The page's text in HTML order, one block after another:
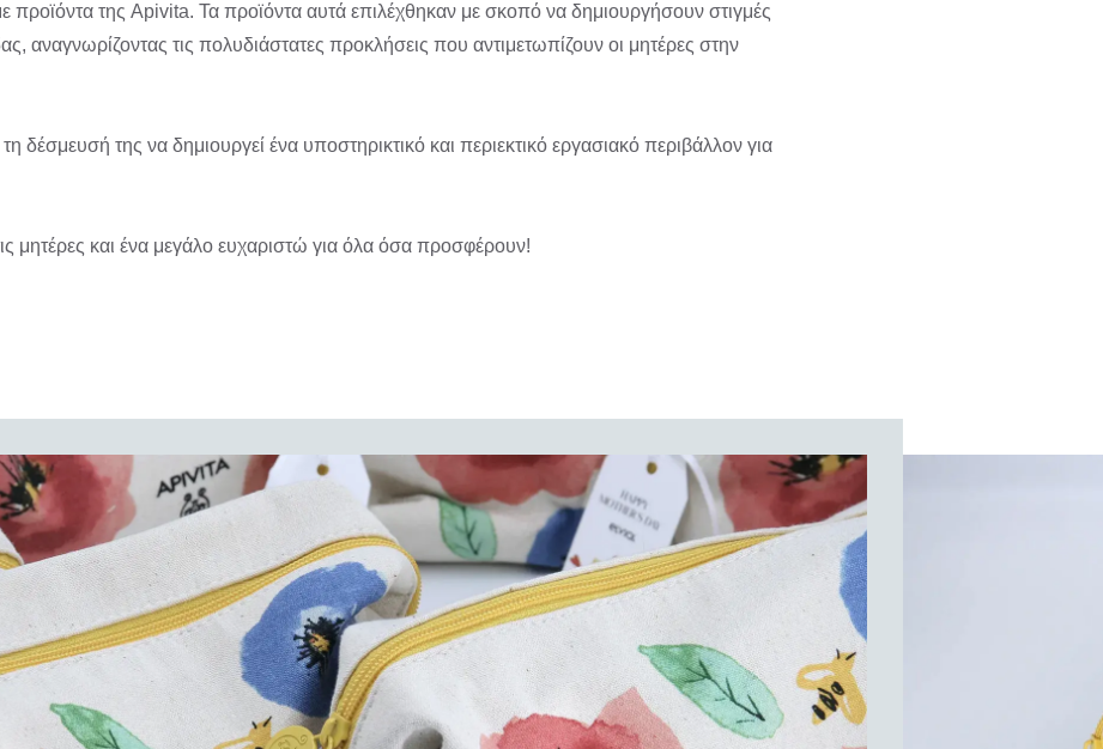
προϊόντα της Apivita. Τα προϊόντα αυτά επιλέχθηκαν με σκοπό να δημιουργήσουν στιγμές
αναγνωρίζοντας τις πολυδιάστατες προκλήσεις που αντιμετωπίζουν οι μητέρες στην
δέσμευσή της να δημιουργεί ένα υποστηρικτικό και περιεκτικό εργασιακό περιβάλλον για
μητέρες και ένα μεγάλο ευχαριστώ για όλα όσα προσφέρουν!